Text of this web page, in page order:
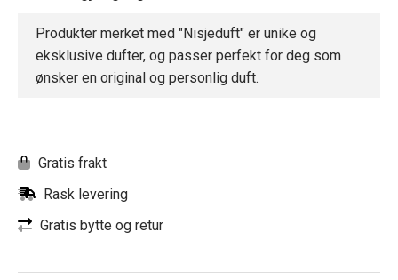
Produkter merket med "Nisjeduft" er unike og
eksklusive dufter, og passer perfekt for deg som
ønsker en original og personlig duft.
Gratis frakt
Rask levering
Gratis bytte og retur